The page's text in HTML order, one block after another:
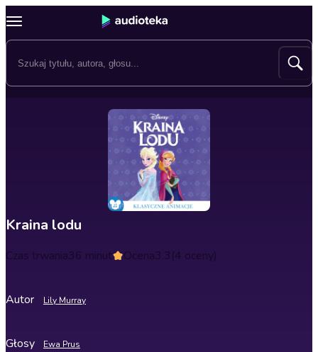
Kraina lodu
Czas trwania36 minut Ocena3.3(4 oceny)
Autor Lily Murray
Głosy Ewa Prus